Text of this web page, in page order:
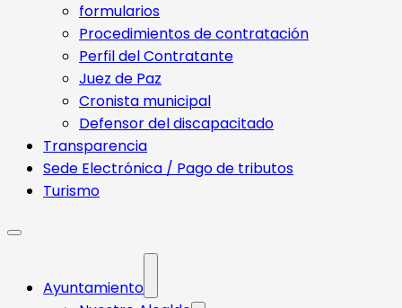
formularios
Procedimientos de contratación
Perfil del Contratante
Juez de Paz
Cronista municipal
Defensor del discapacitado
Transparencia
Sede Electrónica / Pago de tributos
Turismo
Ayuntamiento